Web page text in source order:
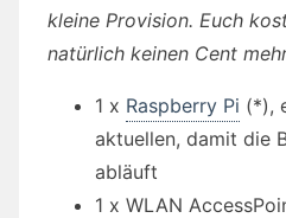
kleine Provision. Euch
natürlich keinen Cent
1 x Raspberry Pi (*),
aktuellen, damit die
abläuft
1 x WLAN